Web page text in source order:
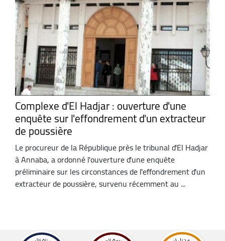
Complexe d'El Hadjar : ouverture d'une
enquête sur l'effondrement d'un extracteur
de poussière
Le procureur de la République près le tribunal d'El Hadjar
à Annaba, a ordonné l'ouverture d'une enquête
préliminaire sur les circonstances de l'effondrement d'un
extracteur de poussière, survenu récemment au ...